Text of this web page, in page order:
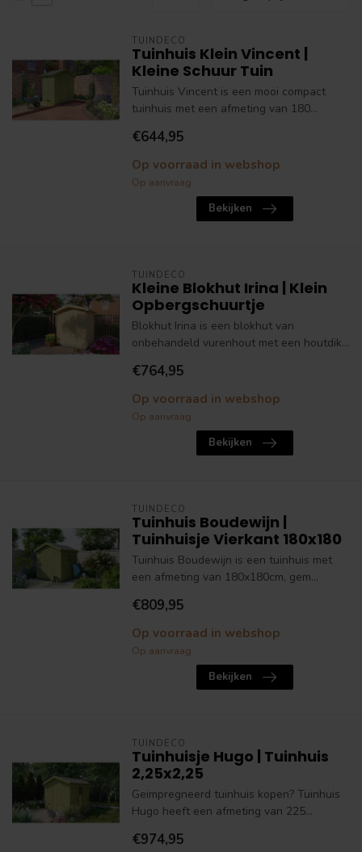
TUINDECO
Tuinhuis Klein Vincent |
Kleine Schuur Tuin
Tuinhuis Vincent is een mooi compact
tuinhuis met een afmeting van 180...
€644,95
Op voorraad in webshop
Op aanvraag
Bekijken
TUINDECO
Kleine Blokhut Irina | Klein
Opbergschuurtje
Blokhut Irina is een blokhut van
onbehandeld vurenhout met een houtdik...
€764,95
Op voorraad in webshop
Op aanvraag
Bekijken
TUINDECO
Tuinhuis Boudewijn |
Tuinhuisje Vierkant 180x180
Tuinhuis Boudewijn is een tuinhuis met
een afmeting van 180x180cm, gem...
€809,95
Op voorraad in webshop
Op aanvraag
Bekijken
TUINDECO
Tuinhuisje Hugo | Tuinhuis
2,25x2,25
Geimpregneerd tuinhuis kopen? Tuinhuis
Hugo heeft een afmeting van 225...
€974,95